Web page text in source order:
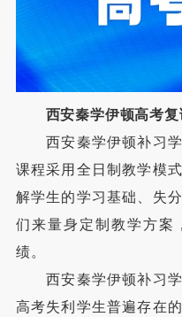
西安秦学伊顿高考
西安秦学伊顿补习学
课程采用全日制教学模
解学生的学习基础、失
们来量身定制教学方案
绩。
西安秦学伊顿补习学
高考失利学生普遍存在